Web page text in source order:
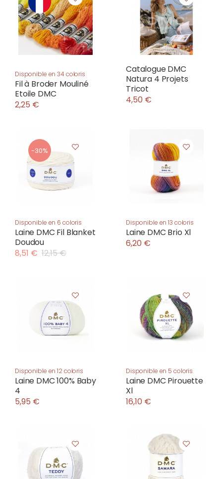
Disponible en 34 coloris
Fil à Broder Mouliné
Etoile DMC
2,25 €
Catalogue DMC
Natura 4 Projets
Tricot
4,50 €
-30%
Disponible en 6 coloris
Laine DMC Fil Blanket
Doudou
8,51 € 12,15 €
Disponible en 13 coloris
Laine DMC Brio Xl
6,20 €
Disponible en 12 coloris
Laine DMC 100% Baby
4
5,95 €
Disponible en 5 coloris
Laine DMC Pirouette
Xl
16,10 €